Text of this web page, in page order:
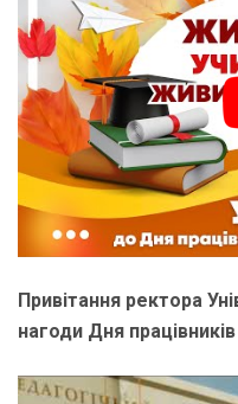
Привітання ректора
нагоди Дня